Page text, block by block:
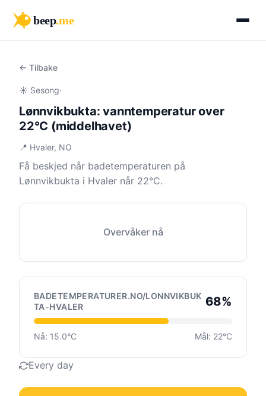
beep.me
← Tilbake
☀️ Sesong·
Lønnvikbukta: vanntemperatur over
22°C (middelhavet)
📍 Hvaler, NO
Få beskjed når badetemperaturen på
Lønnvikbukta i Hvaler når 22°C.
Overvåker nå
BADETEMPERATURER.NO/LONNVIKBUK
TA-HVALER
68%
Nå: 15.0°C Mål: 22°C
Every day